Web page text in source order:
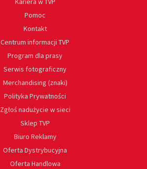
Pomoc
Kontakt
Centrum informacji TVP
Program dla prasy
Serwis fotograficzny
Merchandising (znaki)
Polityka Prywatności
Zgłoś nadużycie w sieci
Sklep TVP
Biuro Reklamy
Oferta Dystrybucyjna
Oferta Handlowa